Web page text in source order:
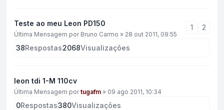
Teste ao meu Leon PD150
Última Mensagem por Bruno Carmo » 28 out 2011, 09:55
1 2
38Respostas2068Visualizações
leon tdi 1-M 110cv
Última Mensagem portugafm » 09 ago 2011, 10:34
0Respostas380Visualizações